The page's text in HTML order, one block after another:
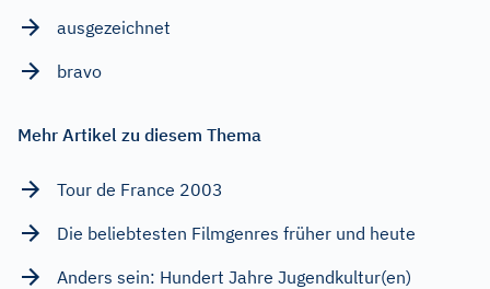
ausgezeichnet
bravo
Mehr Artikel zu diesem Thema
Tour de France 2003
Die beliebtesten Filmgenres früher und heute
Anders sein: Hundert Jahre Jugendkultur(en)